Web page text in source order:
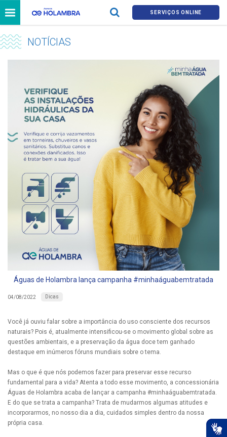
SERVIÇOS ONLINE
NOTÍCIAS
Águas de Holambra lança campanha #minhaáguabemtratada
04/08/2022 Dicas
Você já ouviu falar sobre a importância do uso consciente dos recursos
naturais? Pois é, atualmente intensificou-se o movimento global sobre as
questões ambientais, e a preservação da água doce tem ganhado
destaque em inúmeros fóruns mundiais sobre o tema.
Mas o que é que nós podemos fazer para preservar esse recurso
fundamental para a vida? Atenta a todo esse movimento, a concessionária
Águas de Holambra acaba de lançar a campanha #minhaáguabemtratada.
E do que se trata a campanha? Trata de mudarmos algumas atitudes e
incorporarmos, no nosso dia a dia, cuidados simples dentro da nossa
própria casa.